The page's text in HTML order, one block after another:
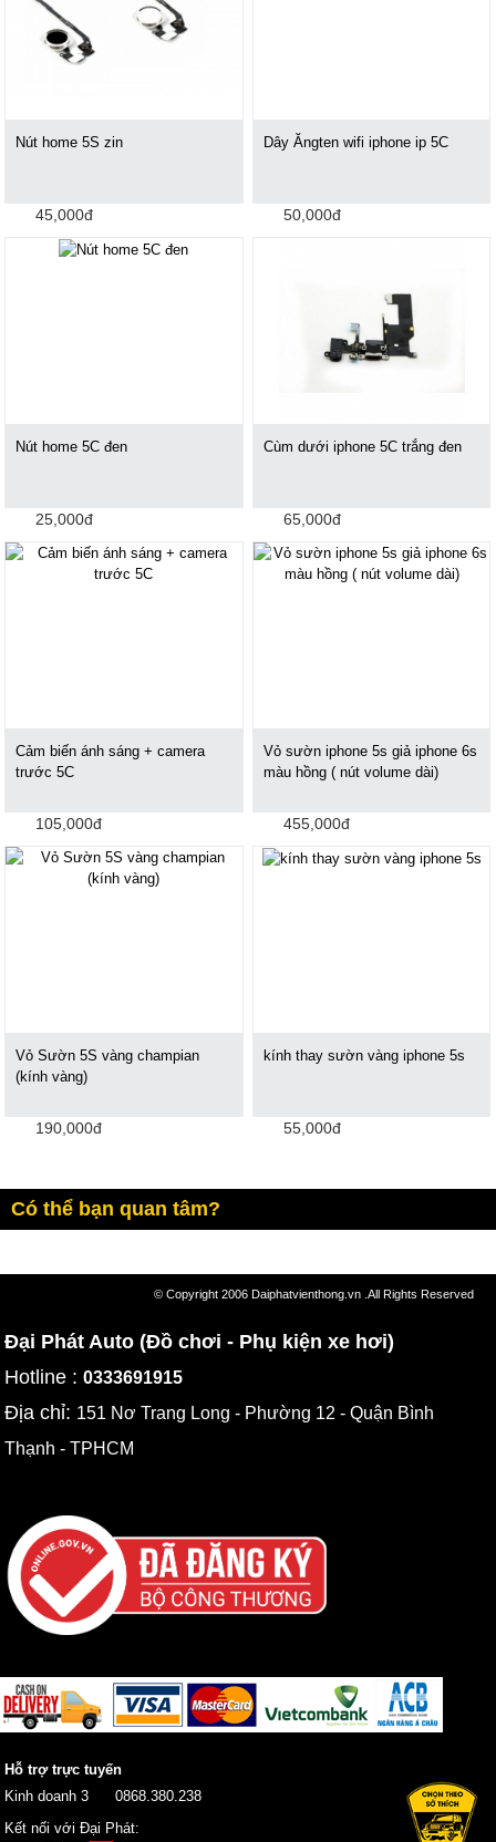
Nút home 5S zin
45,000đ
Dây Ăngten wifi iphone ip 5C
50,000đ
Nút home 5C đen
25,000đ
Cùm dưới iphone 5C trắng đen
65,000đ
Cảm biến ánh sáng + camera
trước 5C
105,000đ
Vỏ sườn iphone 5s giả iphone 6s
màu hồng ( nút volume dài)
455,000đ
Vỏ Sườn 5S vàng champian
(kính vàng)
190,000đ
kính thay sườn vàng iphone 5s
55,000đ
Có thể bạn quan tâm?
© Copyright 2006 Daiphatvienthong.vn .All Rights Reserved
Đại Phát Auto (Đồ chơi - Phụ kiện xe hơi)
Hotline :0333691915
Địa chỉ: 151 Nơ Trang Long - Phường 12 - Quận Bình
Thạnh - TPHCM
Hỗ trợ trực tuyến
Kinh doanh 3
0868.380.238
Kết nối với Đại Phát: